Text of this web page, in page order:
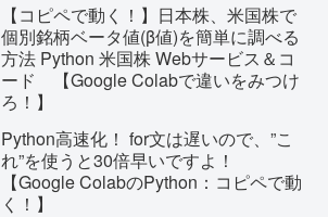
【コピペで動く！】日本株、米国株で
個別銘柄ベータ値(β値)を簡単に調べる
方法 Python 米国株 Webサービス＆コ
ード 【Google Colabで違いをみつけ
ろ！】
Python高速化！ for文は遅いので、”こ
れ”を使うと30倍早いですよ！
【Google ColabのPython：コピペで動
く！】